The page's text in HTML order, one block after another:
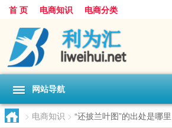
首 页 电商知识 电商分类
网站导航
> 电商知识 > “还披兰叶图”的出处是哪里